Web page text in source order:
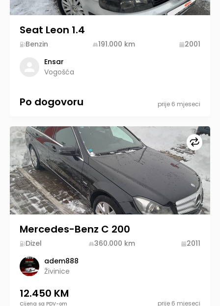
Seat Leon 1.4
Benzin 191.000 km
2001
Ensar
Vogošća
Po dogovoru prije 6 mjeseci
Mercedes-Benz C 200
Dizel 360.000 km
2011
adem888
Živinice
12.450 KM
Cijena sa PDV-om prije 6 mjeseci